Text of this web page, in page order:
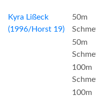
Kyra Lißeck
(1996/Horst 19)
50m
50m
100m
100m